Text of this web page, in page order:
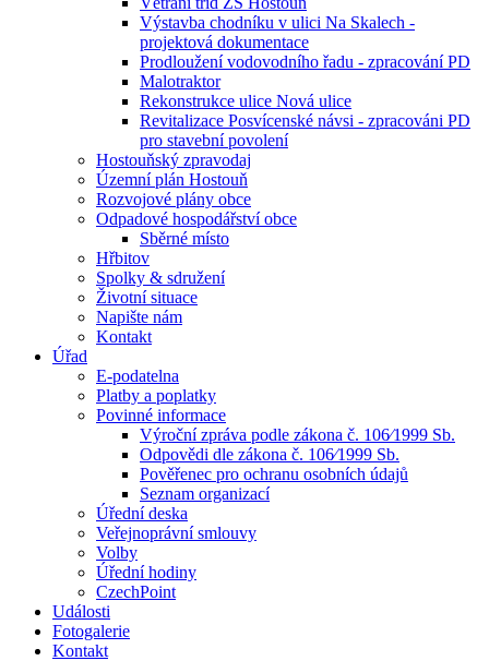
Výstavba chodníku v ulici Na Skalech -
projektová dokumentace
Prodloužení vodovodního řadu - zpracování PD
Malotraktor
Rekonstrukce ulice Nová ulice
Revitalizace Posvícenské návsi - zpracováni PD
pro stavební povolení
Hostouňský zpravodaj
Územní plán Hostouň
Rozvojové plány obce
Odpadové hospodářství obce
Sběrné místo
Hřbitov
Spolky & sdružení
Životní situace
Napište nám
Kontakt
Úřad
E-podatelna
Platby a poplatky
Povinné informace
Výroční zpráva podle zákona č. 106⁄1999 Sb.
Odpovědi dle zákona č. 106⁄1999 Sb.
Pověřenec pro ochranu osobních údajů
Seznam organizací
Úřední deska
Veřejnoprávní smlouvy
Volby
Úřední hodiny
CzechPoint
Události
Fotogalerie
Kontakt